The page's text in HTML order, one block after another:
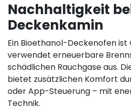
Nachhaltigkeit
Deckenkamin
Ein Bioethanol-Deckenofen ist
verwendet erneuerbare
schädlichen Rauchgase aus.
bietet zusätzlichen Komfort
oder App-Steuerung – mit
Technik.